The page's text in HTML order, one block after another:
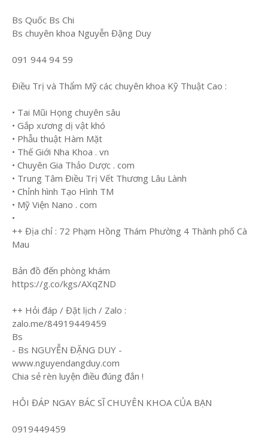
Bs Quốc Bs Chi
Bs chuyên khoa Nguyễn Đặng Duy
091 944 94 59
Điều Trị và Thẩm Mỹ các chuyên khoa Kỹ Thuật Cao :
• Tai Mũi Họng chuyên sâu
• Gắp xương dị vật khó
• Phẫu thuật Hàm Mặt
• Thế Giới Nha Khoa . vn
• Chuyên Gia Thảo Dược . com
• Trung Tâm Điều Trị Vết Thương Lâu Lành
• Chỉnh hình Tạo Hình TM
• Mỹ Viện Nano . com
•
++ Địa chỉ : 72 Phạm Hồng Thám Phường 4 Thành phố Cà
Mau
Bản đồ đến phòng khám
https://g.co/kgs/AXqZND
++ Hỏi đáp / Đặt lịch / Zalo :
zalo.me/84919449459
Bs
- Bs NGUYỄN ĐẶNG DUY -
www.nguyendangduy.com
Chia sẻ rèn luyện điều đúng đắn !
HỎI ĐÁP NGAY BÁC SĨ CHUYÊN KHOA CỦA BẠN
0919449459